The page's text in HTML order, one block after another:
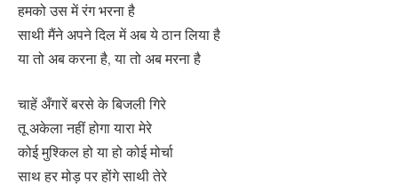
हमको उस में रंग भरना है
साथी मैंने अपने दिल में अब ये ठान लिया है
या तो अब करना है, या तो अब मरना है
चाहें अँगारें बरसे के बिजली गिरे
तू अकेला नहीं होगा यारा मेरे
कोई मुश्किल हो या हो कोई मोर्चा
साथ हर मोड़ पर होंगे साथी तेरे